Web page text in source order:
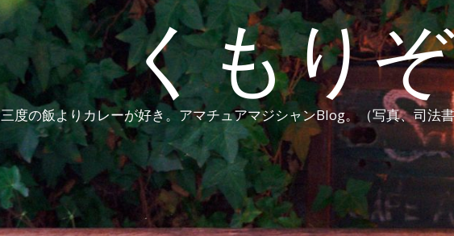
くもり
三度の飯よりカレーが好き。アマチュアマジシャンBlog。（写真、司法